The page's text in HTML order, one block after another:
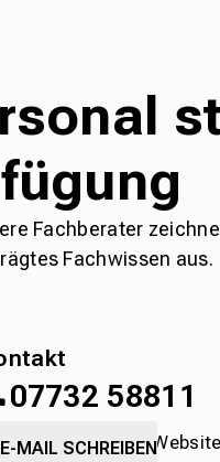
Fachberater
Fachwissen aus.
07732 58811
direkt über die Website
E-MAIL SCHREIBEN